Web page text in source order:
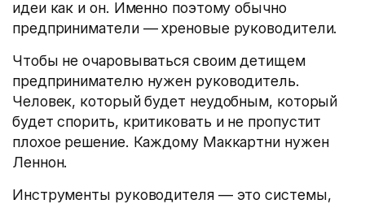
идеи как и он. Именно поэтому обычно
предприниматели — хреновые руководители.
Чтобы не очаровываться своим детищем
предпринимателю нужен руководитель.
Человек, который будет неудобным, который
будет спорить, критиковать и не пропустит
плохое решение. Каждому Маккартни нужен
Леннон.
Инструменты руководителя — это системы,